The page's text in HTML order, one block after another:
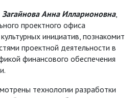
Загайнова Анна Илларионовна,
проектного офиса
инициатив, познакомит
проектной деятельности в
финансового обеспечения
технологии разработки